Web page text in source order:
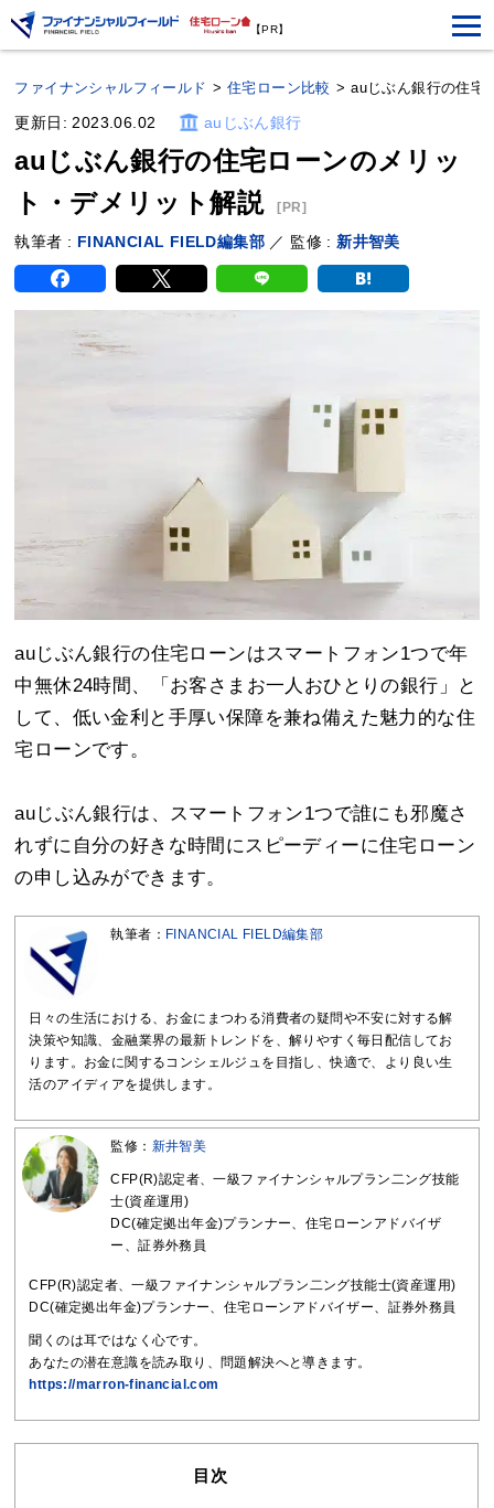
【PR】
ファイナンシャルフィールド > 住宅ローン比較 > auじぶん銀行の住宅
更新日: 2023.06.02 auじぶん銀行
auじぶん銀行の住宅ローンのメリッ
ト・デメリット解説[PR]
執筆者 : FINANCIAL FIELD編集部 ／ 監修 : 新井智美
auじぶん銀行の住宅ローンはスマートフォン1つで年
中無休24時間、「お客さまお一人おひとりの銀行」と
して、低い金利と手厚い保障を兼ね備えた魅力的な住
宅ローンです。
auじぶん銀行は、スマートフォン1つで誰にも邪魔さ
れずに自分の好きな時間にスピーディーに住宅ローン
の申し込みができます。
執筆者： FINANCIAL FIELD編集部
日々の生活における、お金にまつわる消費者の疑問や不安に対する解
決策や知識、金融業界の最新トレンドを、解りやすく毎日配信してお
ります。お金に関するコンシェルジュを目指し、快適で、より良い生
活のアイディアを提供します。
監修： 新井智美
CFP(R)認定者、一級ファイナンシャルプラン二ング技能
士(資産運用)
DC(確定拠出年金)プランナー、住宅ローンアドバイザ
ー、証券外務員
CFP(R)認定者、一級ファイナンシャルプラン二ング技能士(資産運用)
DC(確定拠出年金)プランナー、住宅ローンアドバイザー、証券外務員
聞くのは耳ではなく心です。
あなたの潜在意識を読み取り、問題解決へと導きます。
https://marron-financial.com
目次